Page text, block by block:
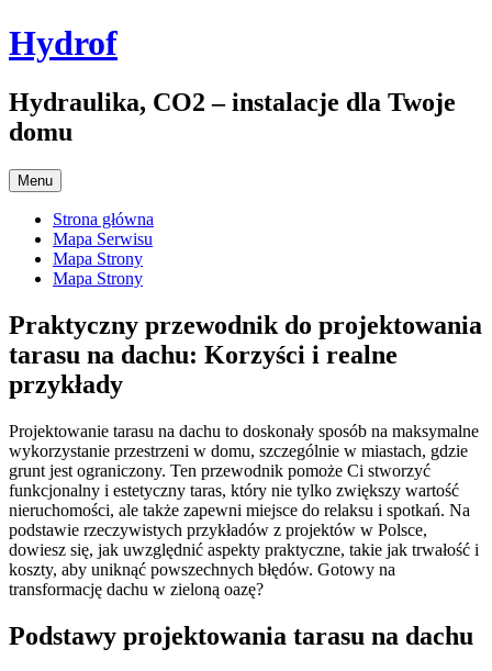
Przejdź
do
Hydrof
Hydraulika, CO2 – instalacje dla Twoje
domu
Menu
Strona główna
Mapa Serwisu
Mapa Strony
Mapa Strony
Praktyczny przewodnik do projektowania
tarasu na dachu: Korzyści i realne
przykłady
Projektowanie tarasu na dachu to doskonały sposób na maksymalne
wykorzystanie przestrzeni w domu, szczególnie w miastach, gdzie
grunt jest ograniczony. Ten przewodnik pomoże Ci stworzyć
funkcjonalny i estetyczny taras, który nie tylko zwiększy wartość
nieruchomości, ale także zapewni miejsce do relaksu i spotkań. Na
podstawie rzeczywistych przykładów z projektów w Polsce,
dowiesz się, jak uwzględnić aspekty praktyczne, takie jak trwałość i
koszty, aby uniknąć powszechnych błędów. Gotowy na
transformację dachu w zieloną oazę?
Podstawy projektowania tarasu na dachu